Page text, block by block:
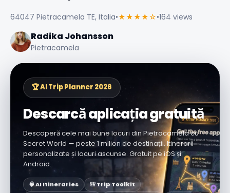
64047 Pietracamela TE, Italia•★★★★☆•164 views
Radika Johansson
Pietracamela
🏆 AI Trip Planner 2026
Descarcă aplicația gratuită
Descoperă cele mai bune locuri din Pietracamela cu
Secret World — peste 1 milion de destinații. Itinerarii
personalizate și locuri ascunse. Gratuit pe iOS și
Android.
🧠 AI Itineraries
🎒 Trip Toolkit